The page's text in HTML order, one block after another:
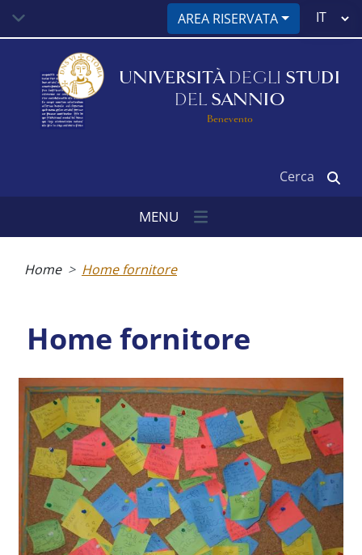
contenuto
AREA RISERVATA
Select
UNIVERSITÀ DEGLI STUDI
DEL SANNIO
Benevento
MENU
Home Home fornitore
Home fornitore